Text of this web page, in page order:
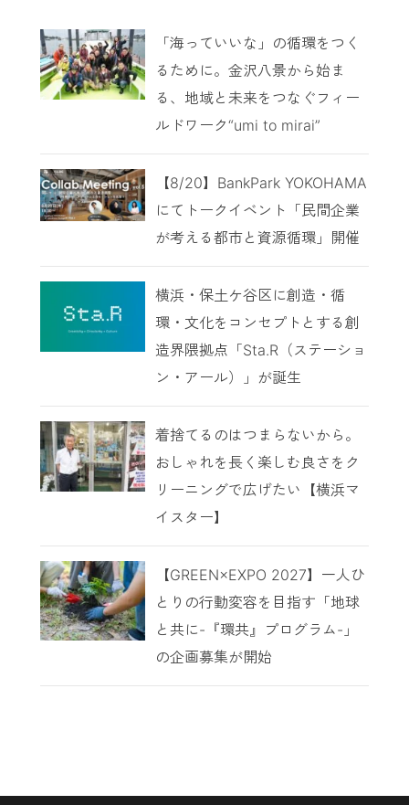
「海っていいな」の循環をつく
るために。金沢八景から始ま
る、地域と未来をつなぐフィー
ルドワーク“umi to mirai”
【8/20】BankPark YOKOHAMA
にてトークイベント「民間企業
が考える都市と資源循環」開催
横浜・保土ケ谷区に創造・循
環・文化をコンセプトとする創
造界隈拠点「Sta.R（ステーショ
ン・アール）」が誕生
着捨てるのはつまらないから。
おしゃれを長く楽しむ良さをク
リーニングで広げたい【横浜マ
イスター】
【GREEN×EXPO 2027】一人ひ
とりの行動変容を目指す「地球
と共に-『環共』プログラム-」
の企画募集が開始